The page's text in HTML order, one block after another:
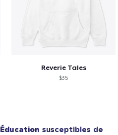
Reverie Tales
$35
Éducation susceptibles de